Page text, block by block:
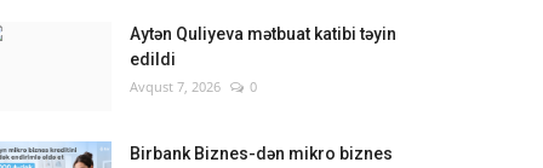
Aytən Quliyeva mətbuat katibi təyin
edildi
Avqust 7, 2026 0
Birbank Biznes-dən mikro biznes